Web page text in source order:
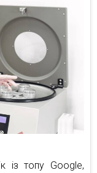
із топу Google,